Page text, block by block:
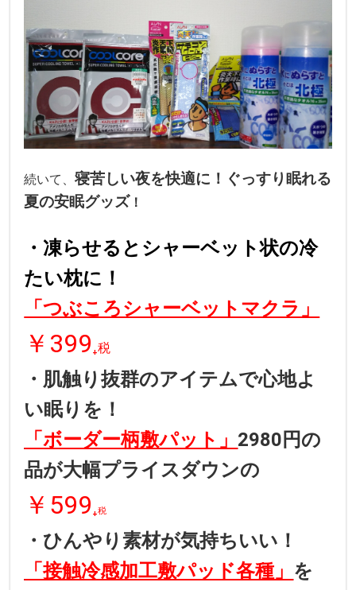
続いて、寝苦しい夜を快適に！ぐっすり眠れる
夏の安眠グッズ ！
・凍らせるとシャーベット状の冷
たい枕に ！
「つぶころシャーベットマクラ」
￥399 ₊税
・肌触り抜群のアイテムで心地よ
い眠りを！
「ボーダー柄敷パット」 2980円の
品が大幅プライスダウンの
￥599 ₊税
・ひんやり素材が気持ちいい！
「接触冷感加工敷パッド各種」 を